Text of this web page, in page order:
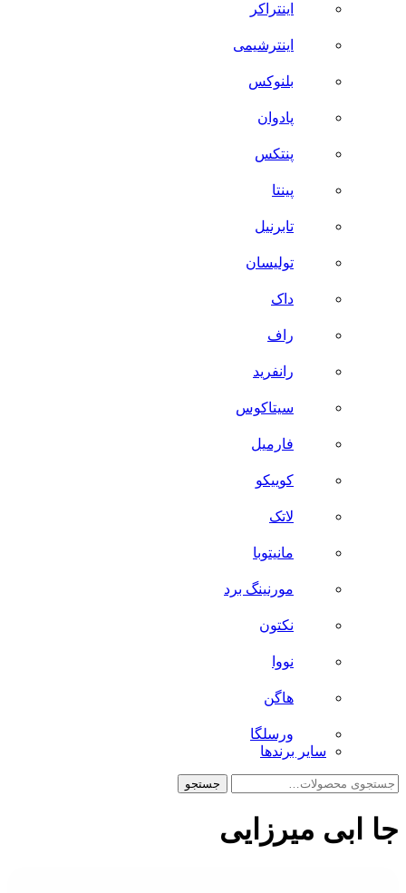
اینتراکر
اینترشیمی
بلنوکس
پادوان
پنتکس
پینتا
تابرنیل
تولیسان
داک
راف
رانفرید
سیتاکوس
فارمیل
کوییکو
لاتک
مانیتوبا
مورنینگ برد
نکتون
نووا
هاگن
ورسلگا
سایر برند‌ها
جستجو
جستجو
جا ابی میرزایی